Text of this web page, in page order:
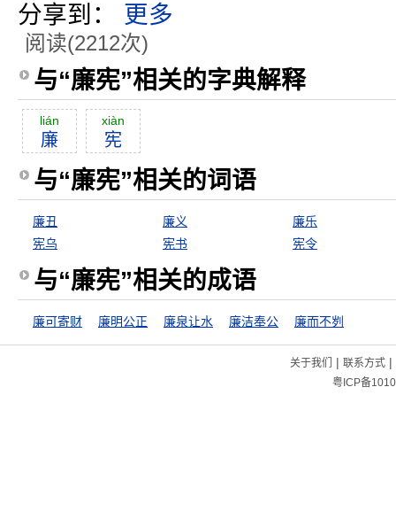
分享到： 更多
阅读(2212次)
与“廉宪”相关的字典解释
lián
廉
xiàn
宪
与“廉宪”相关的词语
廉丑 廉义
廉乐
宪乌
宪书 宪令
与“廉宪”相关的成语
廉可寄财 廉明公正 廉泉让水 廉洁奉公 廉而不刿
关于我们 | 联系方式|
粤ICP备